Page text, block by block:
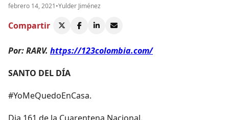
febrero 14, 2021•Yulder Jiménez
Compartir
Por: RARV. https://123colombia.com/
SANTO DEL DÍA
#YoMeQuedoEnCasa.